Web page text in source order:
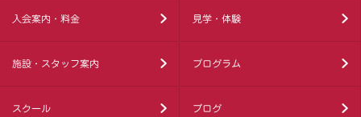
入会案内・料金 見学・体験
施設・スタッフ案内 プログラム
スクール ブログ